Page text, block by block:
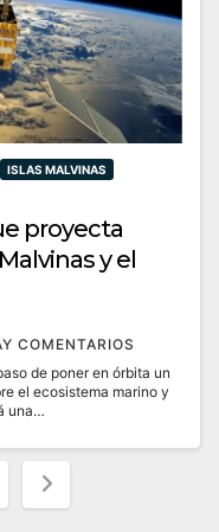
ISLAS MALVINAS
proyecta
y el
COMENTARIOS
de poner en órbita un
el ecosistema marino y
una…